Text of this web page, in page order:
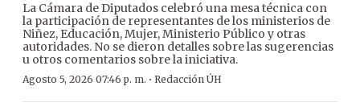
La Cámara de Diputados celebró una mesa técnica con
la participación de representantes de los ministerios de
Niñez, Educación, Mujer, Ministerio Público y otras
autoridades. No se dieron detalles sobre las sugerencias
u otros comentarios sobre la iniciativa.
Agosto 5, 2026 07:46 p. m. · Redacción ÚH